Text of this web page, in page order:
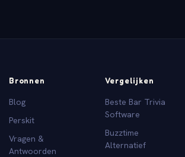
Bronnen
Blog
Perskit
Vragen &
Antwoorden
Vergelijken
Beste Bar Trivia
Software
Buzztime
Alternatief